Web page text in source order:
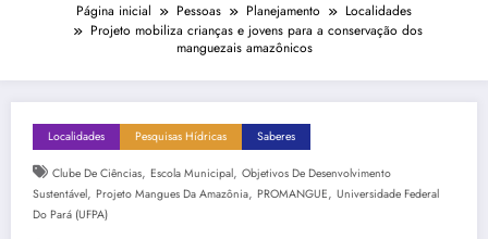
Página inicial Pessoas Planejamento
Localidades
Projeto mobiliza crianças e jovens para a conservação dos
manguezais amazônicos
Localidades Pesquisas Hídricas Saberes
Clube De Ciências, Escola Municipal, Objetivos De Desenvolvimento
Sustentável, Projeto Mangues Da Amazônia, PROMANGUE, Universidade Federal
Do Pará (UFPA)